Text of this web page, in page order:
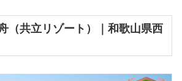
（共立リゾート）｜和歌山県西